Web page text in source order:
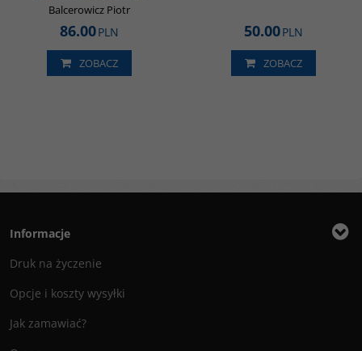
Balcerowicz Piotr
86.00PLN
ZOBACZ
50.00PLN
ZOBACZ
Informacje
Druk na życzenie
Opcje i koszty wysyłki
Jak zamawiać?